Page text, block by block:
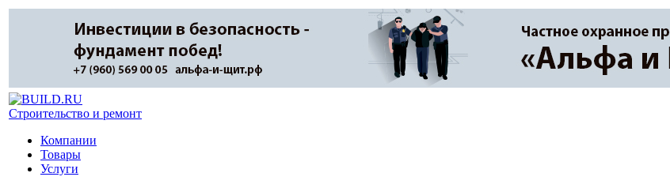
Строительство и ремонт
Компании
Товары
Услуги